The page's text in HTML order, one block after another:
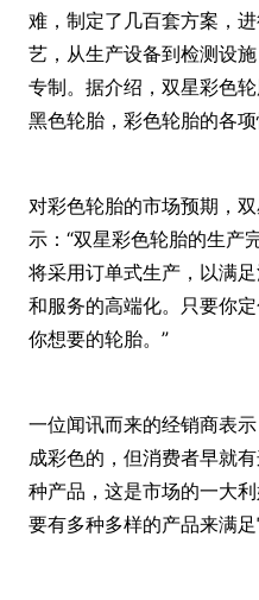
难，制定了几百套方案，
艺，从生产设备到检测设
专制。据介绍，双星彩色
黑色轮胎，彩色轮胎的各项
对彩色轮胎的市场预期，
示：“双星彩色轮胎的生产
将采用订单式生产，以满
和服务的高端化。只要你
你想要的轮胎。”
一位闻讯而来的经销商表
成彩色的，但消费者早就
种产品，这是市场的一大
要有多种多样的产品来满足